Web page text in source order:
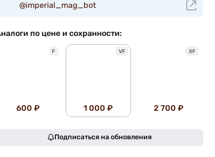
@imperial_mag_bot
по цене и сохранности:
F
600 ₽
VF
1 000 ₽
XF
2 700 ₽
Подписаться на обновления